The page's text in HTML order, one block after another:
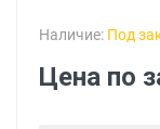
Наличие: Под
Цена по